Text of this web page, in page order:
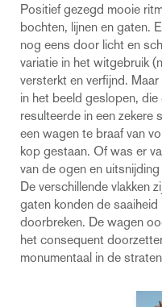
Positief gezegd mooie
bochten, lijnen en gaten.
nog eens door licht en
variatie in het witgebruik
versterkt en verfijnd.
in het beeld geslopen,
resulteerde in een zekere
een wagen te braaf van
kop gestaan. Of was er
van de ogen en
De verschillende vlakken
gaten konden de
doorbreken. De wagen oogstte in ieder geval waardering in
het consequent
monumentaal in de